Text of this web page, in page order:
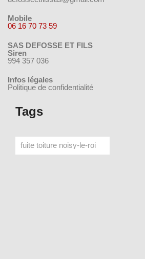
Mobile
06 16 70 73 59
SAS DEFOSSE ET FILS
Siren
994 357 036
Infos légales
Politique de confidentialité
Tags